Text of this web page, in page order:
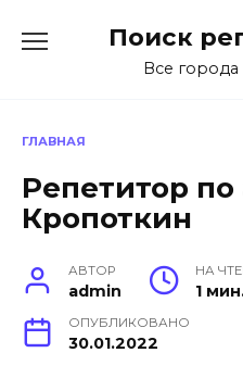
Поиск
Все
ГЛАВНАЯ
Репетитор по
Кропоткин
АВТОР
admin
НА
1
ОПУБЛИКОВАНО
30.01.2022